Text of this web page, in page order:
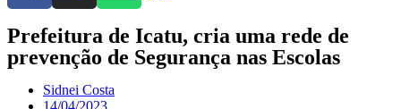
Prefeitura de Icatu, cria uma rede de
prevenção de Segurança nas Escolas
Sidnei Costa
14/04/2023